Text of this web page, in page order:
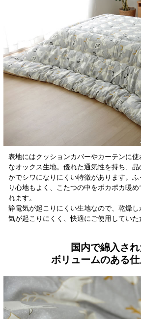
表地にはクッションカバーやカーテンに
なオックス生地。優れた通気性を持ち、
かでシワになりにくい特徴があります。
り心地もよく、こたつの中をポカポカ暖め
れます。
静電気が起こりにくい生地なので、乾燥
気が起こりにくく、快適にご使用していた
国内で綿入さ
ボリュームのある仕